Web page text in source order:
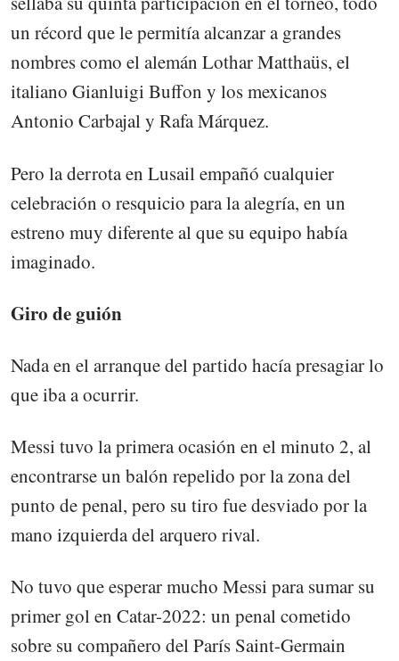
un récord que le permitía alcanzar a grandes
nombres como el alemán Lothar Matthaüs, el
italiano Gianluigi Buffon y los mexicanos
Antonio Carbajal y Rafa Márquez.
Pero la derrota en Lusail empañó cualquier
celebración o resquicio para la alegría, en un
estreno muy diferente al que su equipo había
imaginado.
Giro de guión
Nada en el arranque del partido hacía presagiar lo
que iba a ocurrir.
Messi tuvo la primera ocasión en el minuto 2, al
encontrarse un balón repelido por la zona del
punto de penal, pero su tiro fue desviado por la
mano izquierda del arquero rival.
No tuvo que esperar mucho Messi para sumar su
primer gol en Catar-2022: un penal cometido
sobre su compañero del París Saint-Germain